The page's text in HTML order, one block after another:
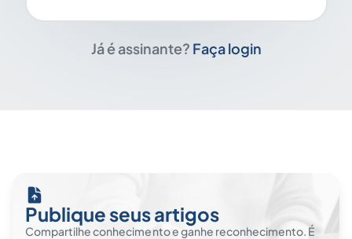
Já é assinante? Faça login
Publique seus artigos
Compartilhe conhecimento e ganhe reconhecimento. É